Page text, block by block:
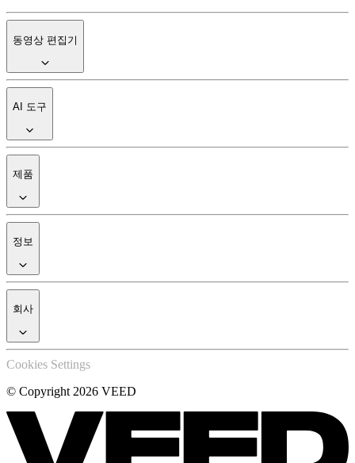
동영상 편집기
AI 도구
제품
정보
회사
Cookies Settings
© Copyright 2026 VEED